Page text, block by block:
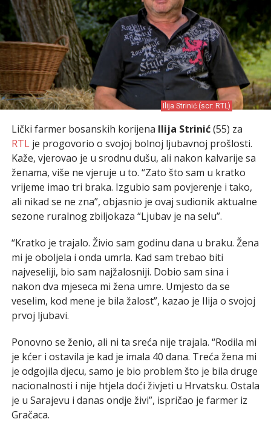
Ilija Strinić (scr: RTL)
Lički farmer bosanskih korijena Ilija Strinić(55) za
RTLje progovorio o svojoj bolnoj ljubavnoj prošlosti.
Kaže, vjerovao je u srodnu dušu, ali nakon kalvarije sa
ženama, više ne vjeruje u to. “Zato što sam u kratko
vrijeme imao tri braka. Izgubio sam povjerenje i tako,
ali nikad se ne zna”, objasnio je ovaj sudionik aktualne
sezone ruralnog zbiljokaza “Ljubav je na selu”.
“Kratko je trajalo. Živio sam godinu dana u braku. Žena
mi je oboljela i onda umrla. Kad sam trebao biti
najveseliji, bio sam najžalosniji. Dobio sam sina i
nakon dva mjeseca mi žena umre. Umjesto da se
veselim, kod mene je bila žalost”, kazao je Ilija o svojoj
prvoj ljubavi.
Ponovno se ženio, ali ni ta sreća nije trajala. “Rodila mi
je kćer i ostavila je kad je imala 40 dana. Treća žena mi
je odgojila djecu, samo je bio problem što je bila druge
nacionalnosti i nije htjela doći živjeti u Hrvatsku. Ostala
je u Sarajevu i danas ondje živi”, ispričao je farmer iz
Gračaca.